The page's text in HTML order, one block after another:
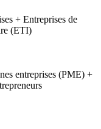
+ Entreprises de
(ETI)
entreprises (PME) +